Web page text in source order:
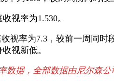
视率为1.530。
率为7.3，较前一周同
视新低。
据，全部数据由尼尔森公